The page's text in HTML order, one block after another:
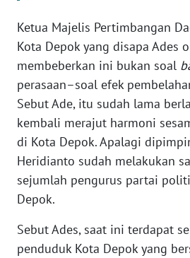
Ketua Majelis Pertimbangan
Kota Depok yang disapa Ades
membeberkan ini bukan soal
perasaan–soal efek
Sebut Ade, itu sudah lama
kembali merajut harmoni
di Kota Depok. Apalagi
Heridianto sudah melakukan
sejumlah pengurus partai
Depok.
Sebut Ades, saat ini terdapat
penduduk Kota Depok yang
WN
JAKARTA
WN
JABAR
WN
BANTEN
WN
NTT